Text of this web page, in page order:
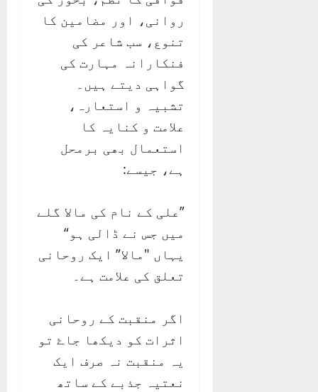
روانی، اور مضامین کا
تنوع، سب شاعر کی
فنکارانہ مہارت کی
گواہی دیتے ہیں۔
تشبیہ و استعارہ،
علامت و کنایہ کا
استعمال بھی برمحل
ہے، جیسے:
”علی کے نام کی مالا گلے
میں جس نے ڈالی ہو“
یہاں "مالا” ایک روحانی
تعلق کی علامت ہے۔
اگر منقبت کے روحانی
اثرات کو دیکھا جاۓ تو
یہ منقبت نہ صرف ایک
نعتیہ جذبے کے ساتھ